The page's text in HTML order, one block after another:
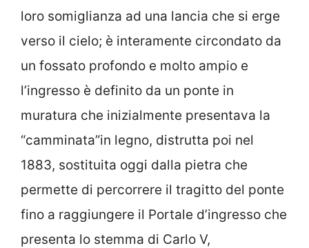
loro somiglianza ad una lancia che si erge
verso il cielo; è interamente circondato da
un fossato profondo e molto ampio e
l’ingresso è definito da un ponte in
muratura che inizialmente presentava la
“camminata”in legno, distrutta poi nel
1883, sostituita oggi dalla pietra che
permette di percorrere il tragitto del ponte
fino a raggiungere il Portale d’ingresso che
presenta lo stemma di Carlo V,